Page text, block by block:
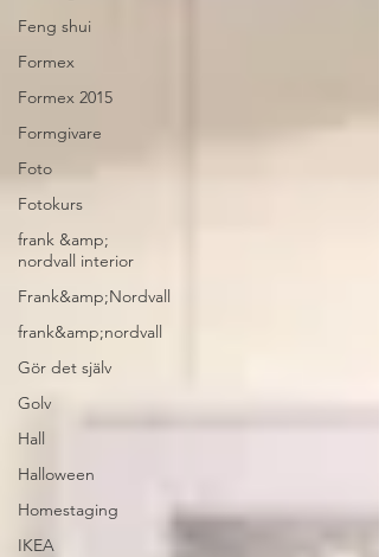
Feng shui
Formex
Formex 2015
Formgivare
Foto
Fotokurs
frank &amp;
nordvall interior
Frank&amp;Nordvall
frank&amp;nordvall
Gör det själv
Golv
Hall
Halloween
Homestaging
IKEA